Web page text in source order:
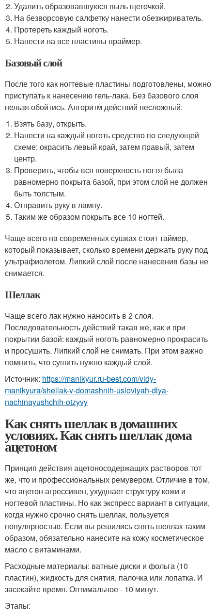
Удалить образовавшуюся пыль щеточкой.
На безворсовую салфетку нанести обезжириватель.
Протереть каждый ноготь.
Нанести на все пластины праймер.
Базовый слой
После того как ногтевые пластины подготовлены, можно
приступать к нанесению гель-лака. Без базового слоя
нельзя обойтись. Алгоритм действий несложный:
Взять базу, открыть.
Нанести на каждый ноготь средство по следующей
схеме: окрасить левый край, затем правый, затем
центр.
Проверить, чтобы вся поверхность ногтя была
равномерно покрыта базой, при этом слой не должен
быть толстым.
Отправить руку в лампу.
Таким же образом покрыть все 10 ногтей.
Чаще всего на современных сушках стоит таймер,
который показывает, сколько времени держать руку под
ультрафиолетом. Липкий слой после нанесения базы не
снимается.
Шеллак
Чаще всего лак нужно наносить в 2 слоя.
Последовательность действий такая же, как и при
покрытии базой: каждый ноготь равномерно прокрасить
и просушить. Липкий слой не снимать. При этом важно
помнить, что сушить нужно каждый слой.
Источник: https://manikyur.ru-best.com/vidy-
manikyura/shellak-v-domashnih-usloviyah-dlya-
nachinayushchih-otzyvy
Как снять шеллак в домашних
условиях. Как снять шеллак дома
ацетоном
Принцип действия ацетоносодержащих растворов тот
же, что и профессиональных ремувером. Отличие в том,
что ацетон агрессивен, ухудшает структуру кожи и
ногтевой пластины. Но как экспресс вариант в ситуации,
когда нужно срочно снять шеллак, пользуется
популярностью. Если вы решились снять шеллак таким
образом, обязательно нанесите на кожу косметическое
масло с витаминами.
Расходные материалы: ватные диски и фольга (10
пластин), жидкость для снятия, палочка или лопатка. И
засекайте время. Оптимальное - 10 минут.
Этапы: